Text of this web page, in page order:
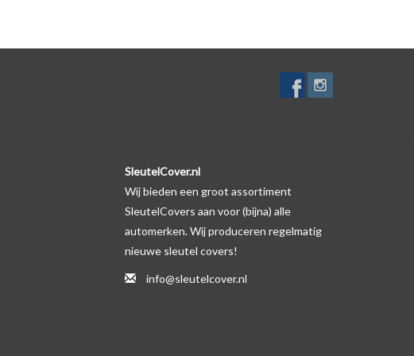
de meeste gevallen op de originele autosleutel behuizing wel
op de productfoto te kijken of er een logo zichtbaar is.
SleutelCover.nl
Wij bieden een groot assortiment
SleutelCovers aan voor (bijna) alle
automerken. Wij produceren regelmatig
nieuwe sleutel covers!
info@sleutelcover.nl